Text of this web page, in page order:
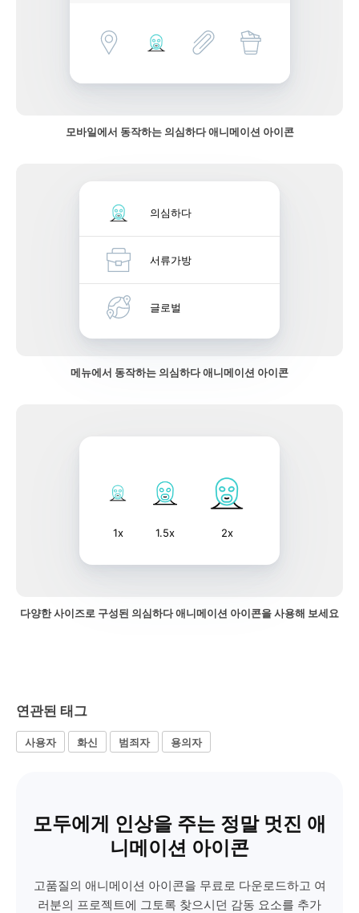
모바일에서 동작하는 의심하다 애니메이션 아이콘
의심하다
서류가방
글로벌
메뉴에서 동작하는 의심하다 애니메이션 아이콘
1x 1.5x 2x
다양한 사이즈로 구성된 의심하다 애니메이션 아이콘을 사용해 보세요
연관된 태그
사용자 화신 범죄자 용의자
모두에게 인상을 주는 정말 멋진 애
니메이션 아이콘
고품질의 애니메이션 아이콘을 무료로 다운로드하고 여
러분의 프로젝트에 그토록 찾으시던 감동 요소를 추가